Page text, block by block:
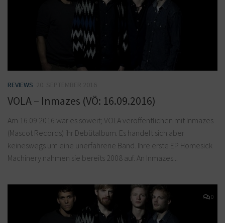
REVIEWS
VOLA – Inmazes (VÖ: 16.09.2016)
Am 16.09.2016 war es soweit; VOLA veröffentlichen mit Inmazes
(Mascot Records) ihr Debütalbum. Es handelt sich aber
keineswegs um eine unerfahrene Band. Ihre erste EP Homesick
Machinery nahmen sie bereits 2008 auf. An Inmazes...
0